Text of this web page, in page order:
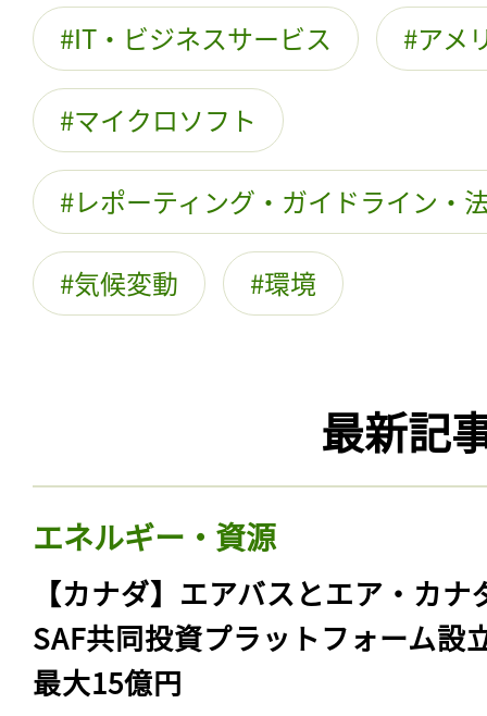
IT・ビジネスサービス アメ
マイクロソフト
レポーティング・ガイドライン・
気候変動 環境
最新記
エネルギー・資源
【カナダ】エアバスとエア・カナ
SAF共同投資プラットフォーム設
最大15億円